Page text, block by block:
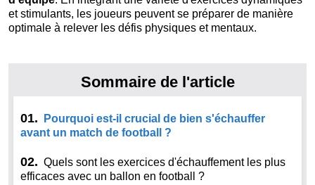
et stimulants, les joueurs peuvent se préparer de manière
optimale à relever les défis physiques et mentaux.
Sommaire de l'article
01.
Pourquoi est-il crucial de bien s'échauffer
avant un match de football ?
02. Quels sont les exercices d'échauffement les plus
efficaces avec un ballon en football ?